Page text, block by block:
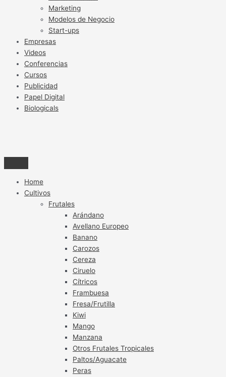
Marketing
Modelos de Negocio
Start-ups
Empresas
Videos
Conferencias
Cursos
Publicidad
Papel Digital
Biologicals
Home
Cultivos
Frutales
Arándano
Avellano Europeo
Banano
Carozos
Cereza
Ciruelo
Cítricos
Frambuesa
Fresa/Frutilla
Kiwi
Mango
Manzana
Otros Frutales Tropicales
Paltos/Aguacate
Peras